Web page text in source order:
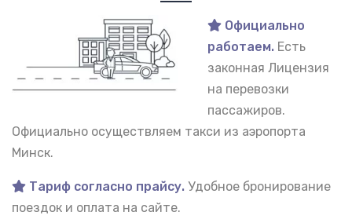
Официально
работаем. Есть
законная Лицензия
на перевозки
пассажиров.
Официально осуществляем такси из аэропорта
Минск.
Тариф согласно прайсу. Удобное бронирование
поездок и оплата на сайте.